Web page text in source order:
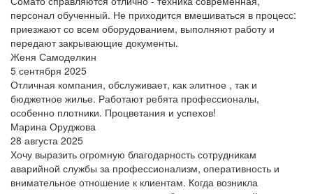
персонал обученный. Не приходится вмешиваться в процесс:
приезжают со всем оборудованием, выполняют работу и
передают закрывающие документы.
Женя Самоделкин
5 сентября 2025
Отличная компания, обслуживает, как элитное , так и
бюджетное жилье. Работают ребята профессионалы,
особенно плотники. Процветания и успехов!
Марина Оруджова
28 августа 2025
Хочу выразить огромную благодарность сотрудникам
аварийной службы за профессионализм, оперативность и
внимательное отношение к клиентам. Когда возникла